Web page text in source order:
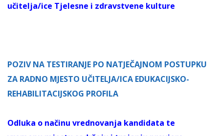
učitelja/ice Tjelesne i zdravstvene kulture
POZIV NA TESTIRANJE PO NATJEČAJNOM POSTUPKU
ZA RADNO MJESTO UČITELJA/ICA EDUKACIJSKO-
REHABILITACIJSKOG PROFILA
Odluka o načinu vrednovanja kandidata te